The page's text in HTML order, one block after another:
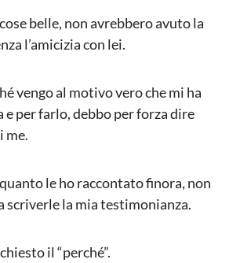
belle, non avrebbero avuto la
l’amicizia con lei.
vengo al motivo vero che mi ha
e per farlo, debbo per forza dire
me.
le ho raccontato finora, non
scriverle la mia testimonianza.
il “perché”.